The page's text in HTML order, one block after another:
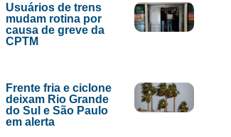
Usuários de trens
mudam rotina por
causa de greve da
CPTM
Frente fria e ciclone
deixam Rio Grande
do Sul e São Paulo
em alerta